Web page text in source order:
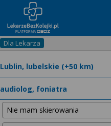
Dla Lekarza